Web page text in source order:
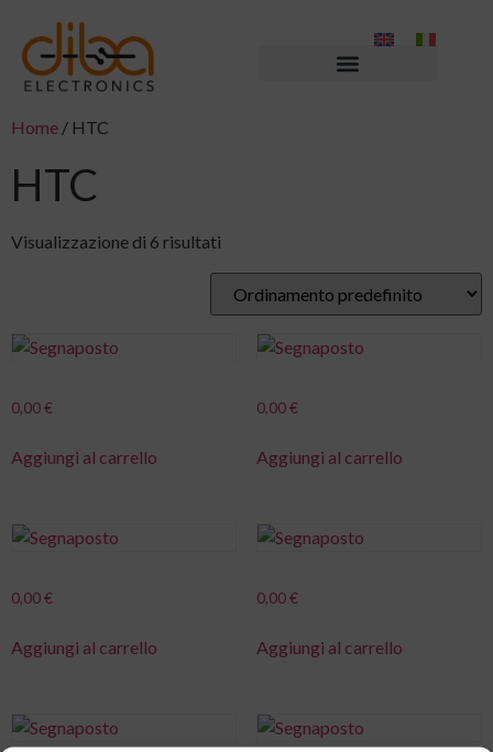
Home / HTC
HTC
Visualizzazione di 6 risultati
0,00€
Aggiungi al carrello
0,00€
Aggiungi al carrello
0,00€
Aggiungi al carrello
0,00€
Aggiungi al carrello